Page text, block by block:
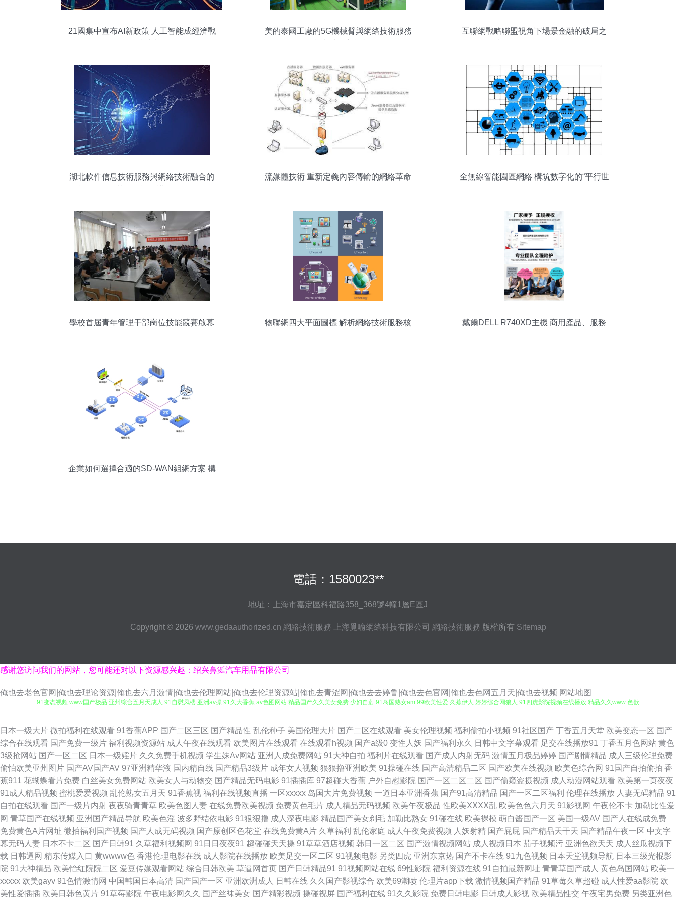
21國集中宣布AI新政策 人工智能成經濟戰
美的泰國工廠的5G機械臂與網絡技術服務
互聯網戰略聯盟視角下場景金融的破局之
湖北軟件信息技術服務與網絡技術融合的
流媒體技術 重新定義內容傳輸的網絡革命
全無線智能園區網絡 構筑數字化的“平行世
學校首屆青年管理干部崗位技能競賽啟幕
物聯網四大平面圖標 解析網絡技術服務核
戴爾DELL R740XD主機 商用產品、服務
企業如何選擇合適的SD-WAN組網方案 構
電話：1580023**
地址：上海市嘉定區科福路358_368號4幢1層E區J
Copyright © 2026 www.gedaauthorized.cn 網絡技術服務 上海覓喻網絡科技有限公司 網絡技術服務 版權所有 Sitemap
感谢您访问我们的网站，您可能还对以下资源感兴趣：绍兴鼻涎汽车用品有限公司
俺也去老色官网|俺也去理论资源|俺也去六月激情|俺也去伦理网站|俺也去伦理资源站|俺也去青涩网|俺也去去婷鲁|俺也去色官网|俺也去色网五月天|俺也去视频 网站地图
91变态视频 www国产极品 亚州综合五月天成人 91自慰凤楼 亚洲av操 91久大香蕉 av色图网站 精品国产久久美女免费 少妇自蔚 91岛国熟女am 99欧美性爱 久蕉伊人 婷婷综合网狼人 91四虎影院视频在线播放 精品久久www 色欲
成人 国产久久一区 影音先锋女人av鲁 国产AV99TV 91色美白乳 黑料日本不卡 日韩精品色综合 91久久婷婷国 www夜夜肏肏 久久人妻视频 深爱激情网1 91黄色网入口一 AV无吗在线 久久成人午夜网站 瑟色人妻 91pron资源 97在线
视频免费观看 国产婷婷视频一区二区 日韩一本道旡码AⅤ 91九色色窝窝 WWW一区女人 蜜桃最新视频在线观看 激情国产一区 国产自拍偷偷视频 大香蕉伊在线观看 亚洲免费蜜桃 91美女直播喷水在线播放 精品久久91 熟妇偷拍 91
精品传媒 丁香人妻五月 免费看51 影音先锋AV小说资源 91在线视频免费公开 极品美女自蔚正在播 色婷婷久久综 91福利在线导航 成人高清三级网址 欧美大久久 91V免费 TS赵恩静射精 WWW黑丝AVHD 四虎视频麻豆 91福利姬在
线观看网 国产福利AV网站 青草伊人大香蕉 尤物视频在线一区 91综合苹果视频 男人天堂狠狠 亚洲午夜久久 91青青视频 丰满少妇av 欧韩免费视频 91se激情 草莓黃色片 久久国产福利 日韩在线色图观看 91久福利视频 草草草成人
在线观看 蜜桃视频官网 性爱99网 91蜜桃在线播放 国产传媒专区 欧美视频1区2区 国产91双飞 波多野吉依久久 欧美专区一 91变态软件 avav九九 极品美女内射91 日韩伦理一本道 91官方网站在线观看 吃瓜福利导航 欧美h版成人精
品 亚洲九九精品视频 超碰艹艹 91大学生视频在线观看 福利视频欧美 91网址黄 欧美日韩综合色 91n在线观看 91做爱视频在线观看 精品嫂子综合 wwwav热 色情仓库 91换妻 成人福利超清自拍导航 欧美老妇 91爱豆美女视频 影音
先锋夜色资源 丝袜熟女伪娘 一区二区三区 91在线视频资源 另类性爱综合 夜福利第一区日韩 91在线swag 韩日无码av 五月天综合影院 91偷拍网 九九热一6 先锋影音丝袜制服AV 国产精品做爱 婷婷五月先锋影音 激情文学俺去也婷
日本一级大片 微拍福利在线观看 91香蕉APP 国产二区三区 国产精品性 乱伦种子 美国伦理大片 国产二区在线观看 美女伦理视频 福利偷拍小视频 91社区国产 丁香五月天堂 欧美变态一区 国产
综合在线观看 国产免费一级片 福利视频资源站 成人午夜在线观看 欧美图片在线观看 在线观看h视频 国产a级0 变性人妖 国产福利永久 日韩中文字幕观看 足交在线播放91 丁香五月色网站 黄色
3级抢网站 国产一区二区 日本一级婬片 久久免费手机视频 学生妹Av网站 亚洲人成免费网站 91大神自拍 福利片在线观看 国产成人内射无码 激情五月极品婷婷 国产剧情精品 成人三级伦理免费
偷怕欧美亚州图片 国产AV国产AV 97亚洲精华液 国内精自线 国产精品3级片 成年女人视频 狠狠撸亚洲欧美 91操碰在线 国产高清精品二区 国产欧美在线视频 欧美色综合网 91国产自拍偷拍 香
蕉911 花蝴蝶看片免费 白丝美女免费网站 欧美女人与动物交 国产精品无码电影 91插插库 97超碰大香蕉 户外自慰影院 国产一区二区二区 国产偷窥盗摄视频 成人动漫网站观看 欧美第一页夜夜
91成人精品视频 蜜桃爱爱视频 乱伦熟女五月天 91香蕉视 福利在线视频直播 一区xxxxx 岛国大片免费视频 一道日本亚洲香蕉 国产91高清精品 国产一区二区福利 伦理在线播放 人妻无码精品 91
自拍在线观看 国产一级片内射 夜夜骑青青草 欧美色图人妻 在线免费欧美视频 免费黄色毛片 成人精品无码视频 欧美午夜极品 性欧美ⅩⅩⅩⅩ乱 欧美色色六月天 91影视网 午夜伦不卡 加勒比性爱
网 青草国产在线视频 亚洲国产精品导航 欧美色淫 波多野结依电影 91狠狠撸 成人深夜电影 精品国产美女剃毛 加勒比熟女 91碰在线 欧美裸模 萌白酱国产一区 美国一级AV 国产人在线成免费
免费黄色A片网址 微拍福利国产视频 国产人成无码视频 国产原创区色花堂 在线免费黄A片 久草福利 乱伦家庭 成人午夜免费视频 人妖射精 国产屁屁 国产精品天干天 国产精品午夜一区 中文字
幕无码人妻 日本不卡二区 国产日韩91 久草福利视频网 91日日夜夜91 超碰碰天天操 91草草酒店视频 韩日一区二区 国产激情视频网站 成人视频日本 茄子视频污 亚洲色欲天天 成人丝瓜视频下
载 日韩逼网 精东传媒入口 黄wwww色 香港伦理电影在线 成人影院在线播放 欧美足交一区二区 91视频电影 另类四虎 亚洲东京热 国产不卡在线 91九色视频 日本天堂视频导航 日本三级光棍影
院 91大神精品 欧美怡红院院二区 爱豆传媒观看网站 综合日韩欧美 草逼网首页 国产日韩精品91 91视频网站在线 69性影院 福利资源在线 91自拍最新网址 青青草国产成人 黄色岛国网站 欧美一
xxxxx 欧美gayv 91色情激情网 中国韩国日本高清 国产国产一区 亚洲欧洲成人 日韩在线 久久国产影视综合 欧美69潮喷 伦理片app下载 激情视频国产精品 91草莓久草超碰 成人性爱aa影院 欧
美性爱插插 欧美日韩色黄片 91草莓影院 午夜电影网久久 国产丝袜美女 国产精彩视频 操碰视屏 国产福利在线 91久久影院 免费日韩电影 日韩成人影视 欧美精品性交 午夜宅男免费 另类亚洲色